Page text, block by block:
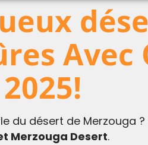
Avec
du désert de Merzouga
Merzouga Desert.